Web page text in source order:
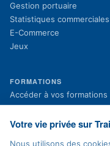
Gestion portuaire
Statistiques commerciales
E-Commerce
Jeux
FORMATIONS
Accéder à vos formations
Inscription aux formations
Projets en cours
Votre vie privée sur
Nous utilisons des